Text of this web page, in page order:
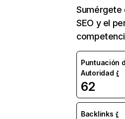
Sumérgete
SEO y el
Puntuación
Autoridad
62
Backlinks